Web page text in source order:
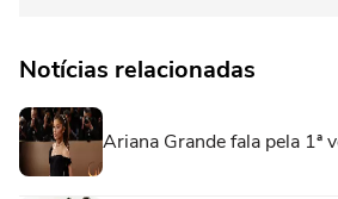
Notícias relacionadas
Ariana Grande fala pela 1ª